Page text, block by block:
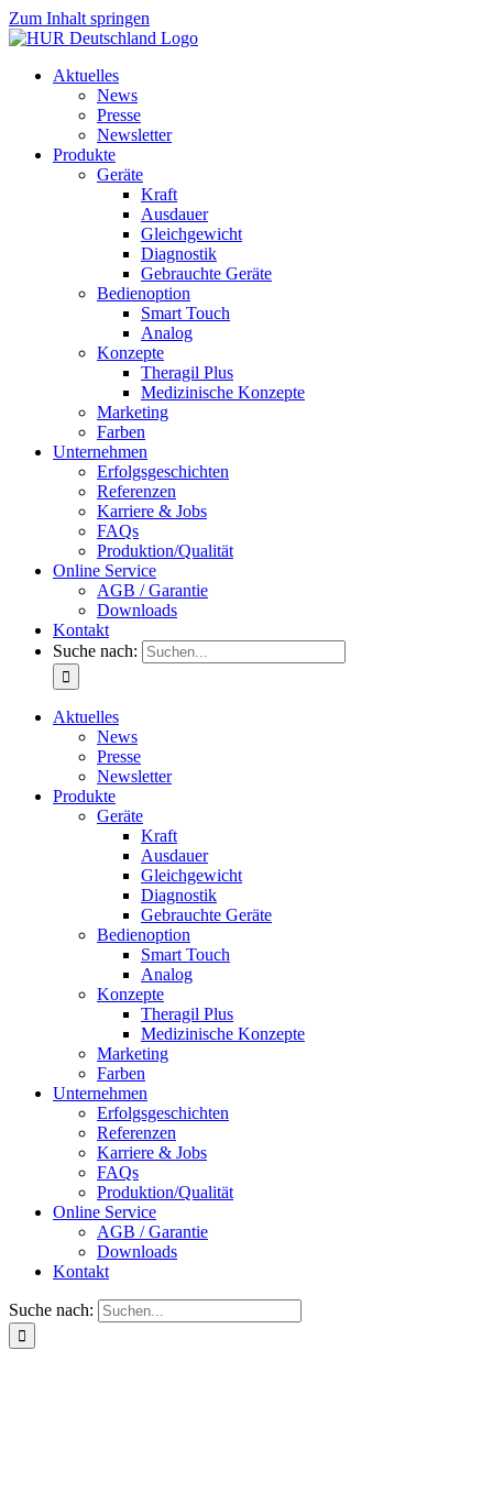
Zum Inhalt springen
Aktuelles
News
Presse
Newsletter
Produkte
Geräte
Kraft
Ausdauer
Gleichgewicht
Diagnostik
Gebrauchte Geräte
Bedienoption
Smart Touch
Analog
Konzepte
Theragil Plus
Medizinische Konzepte
Marketing
Farben
Unternehmen
Erfolgsgeschichten
Referenzen
Karriere & Jobs
FAQs
Produktion/Qualität
Online Service
AGB / Garantie
Downloads
Kontakt
Suche nach:
Aktuelles
News
Presse
Newsletter
Produkte
Geräte
Kraft
Ausdauer
Gleichgewicht
Diagnostik
Gebrauchte Geräte
Bedienoption
Smart Touch
Analog
Konzepte
Theragil Plus
Medizinische Konzepte
Marketing
Farben
Unternehmen
Erfolgsgeschichten
Referenzen
Karriere & Jobs
FAQs
Produktion/Qualität
Online Service
AGB / Garantie
Downloads
Kontakt
Suche nach: